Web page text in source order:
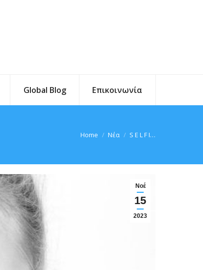
Global Blog Επικοινωνία
You are here:
Home Νέα S E L F I…
Νοέ
15
2023